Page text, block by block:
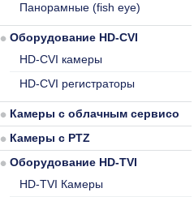
Панорамные (fish eye)
Оборудование HD-CVI
HD-CVI камеры
HD-CVI регистраторы
Камеры с облачным сервисом
Камеры с PTZ
Оборудование HD-TVI
HD-TVI Камеры